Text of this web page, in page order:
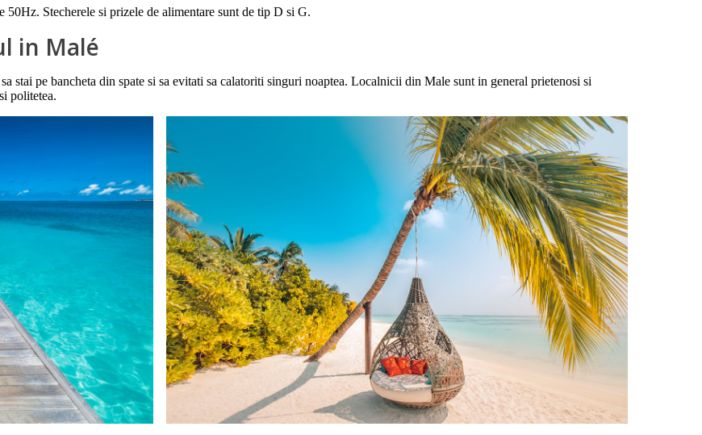
50Hz. Stecherele si prizele de alimentare sunt de tip D si G.
in Malé
stai pe bancheta din spate si sa evitati sa calatoriti singuri noaptea. Localnicii din Male sunt in general prietenosi si
politetea.